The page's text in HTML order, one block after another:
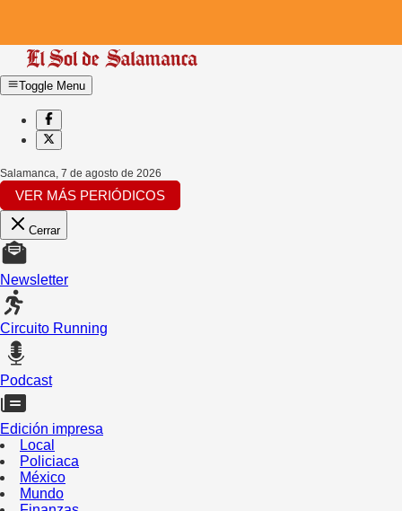
Toggle Menu
Salamanca, 7 de agosto de 2026
VER MÁS PERIÓDICOS
Cerrar
Newsletter
Circuito Running
Podcast
Edición impresa
Local
Policiaca
México
Mundo